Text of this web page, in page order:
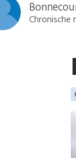
Chronische